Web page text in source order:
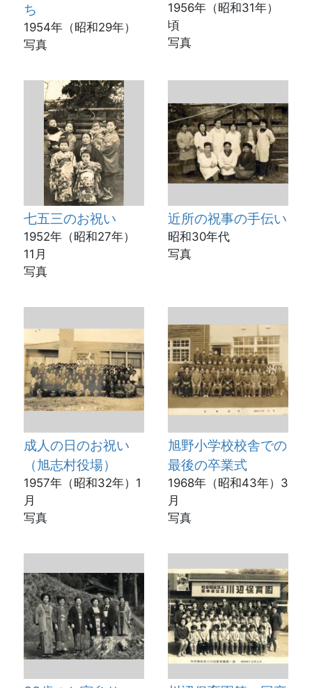
ち
1954年（昭和29年）
写真
1956年（昭和31年）
頃
写真
七五三のお祝い
1952年（昭和27年）
11月
写真
近所の祝事の手伝い
昭和30年代
写真
成人の日のお祝い
（旭志村役場）
1957年（昭和32年）1
月
写真
旭野小学校校舎での
最後の卒業式
1968年（昭和43年）3
月
写真